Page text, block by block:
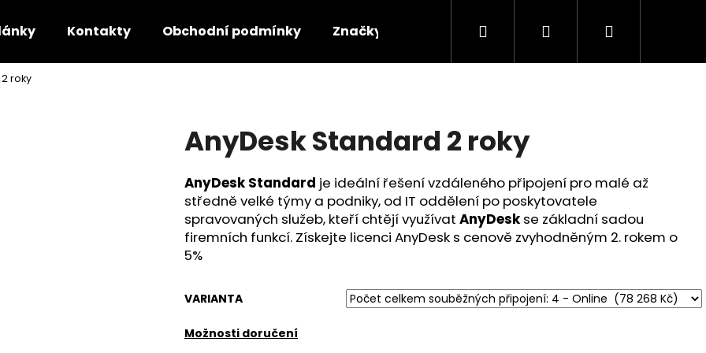
Kontakty Obchodní podmínky Značky Hledat PřihlášeníNákupní
roky
AnyDesk Standard 2 roky
AnyDesk Standard je ideální řešení vzdáleného připojení pro malé až
středně velké týmy a podniky, od IT oddělení po poskytovatele
spravovaných služeb, kteří chtějí využívat AnyDesk se základní sadou
firemních funkcí. Získejte licenci AnyDesk s cenově zvyhodněným 2. rokem o
5%
VARIANTA
Možnosti doručení
Co potřebujete najít?
HLEDAT